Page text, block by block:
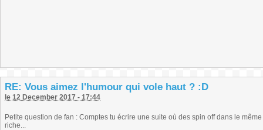
RE: Vous aimez l'humour qui vole haut ? :D
le 12 December 2017 - 17:44
Petite question de fan : Comptes tu écrire une suite où des spin off dans le
riche...